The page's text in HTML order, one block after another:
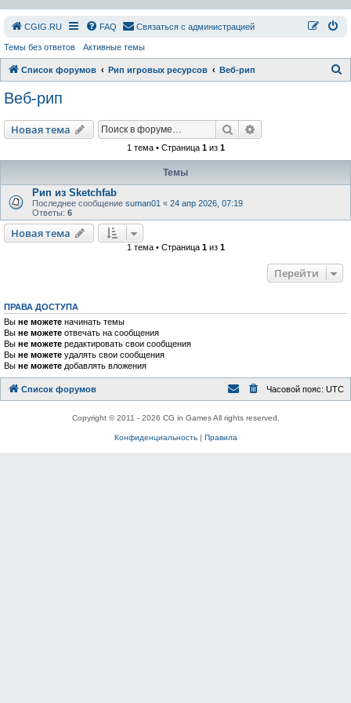
СGIG.RU FAQ Связаться с администрацией
Темы без ответов Активные темы
Список форумов Рип игровых ресурсов Веб-рип
Веб-рип
Новая тема Поиск
1 тема • Страница 1из 1
Темы
Рип из Sketchfab
Последнее сообщение suman01 « 24 апр 2026, 07:19
Ответы: 6
Новая тема
1 тема • Страница 1из 1
Перейти
ПРАВА ДОСТУПА
Вы не можете начинать темы
Вы не можете отвечать на сообщения
Вы не можете редактировать свои сообщения
Вы не можете удалять свои сообщения
Вы не можете добавлять вложения
Список форумов Часовой пояс: UTC
Copyright © 2011 - 2026 CG in Games All rights reserved.
Конфиденциальность| Правила